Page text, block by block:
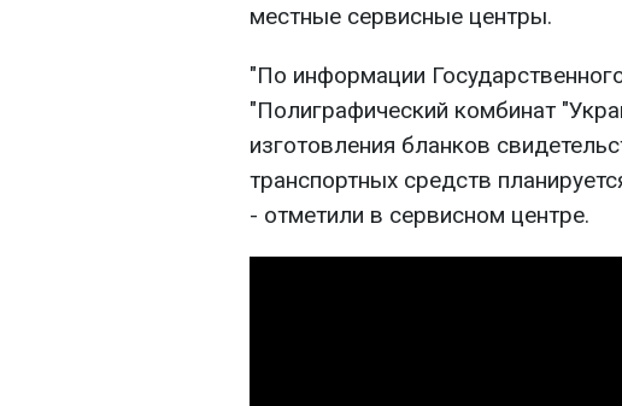
местные сервисные центры.
"По информации
"Полиграфический комбинат
изготовления бланков
транспортных средств
- отметили в сервисном центре.